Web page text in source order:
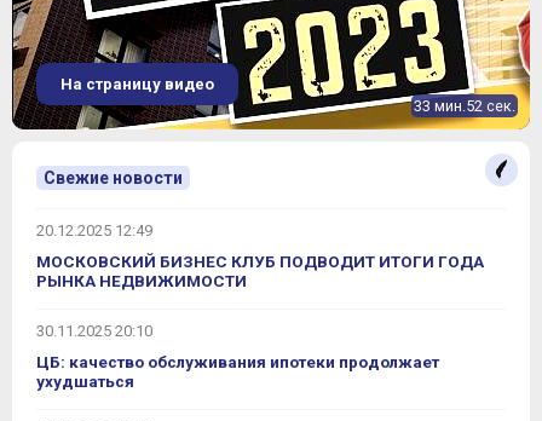
33 мин.52 сек.
На страницу видео
Свежие новости
20.12.2025 12:49
МОСКОВСКИЙ БИЗНЕС КЛУБ ПОДВОДИТ ИТОГИ ГОДА
РЫНКА НЕДВИЖИМОСТИ
30.11.2025 20:10
ЦБ: качество обслуживания ипотеки продолжает
ухудшаться